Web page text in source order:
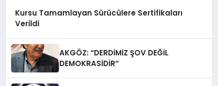
Kursu Tamamlayan Sürücülere Sertifikaları
Verildi
AKGÖZ: “DERDİMİZ ŞOV DEĞİL
DEMOKRASİDİR”